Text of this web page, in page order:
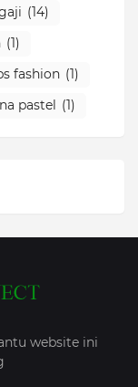
(14)
(1)
fashion (1)
pastel (1)
website ini